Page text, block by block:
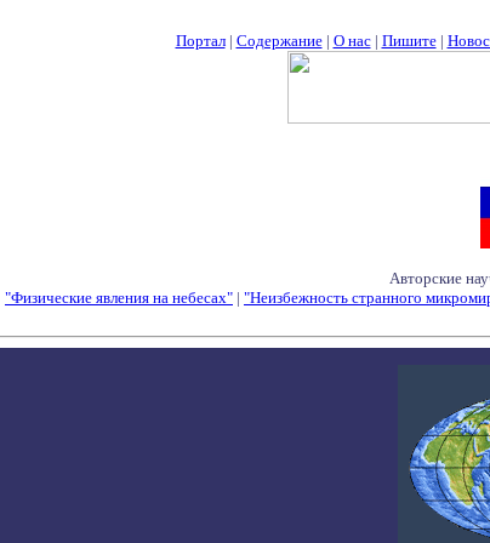
Портал| Содержание| О нас| Пишите|
Авторские
"Физические явления на небесах" | "Неизбежность странного